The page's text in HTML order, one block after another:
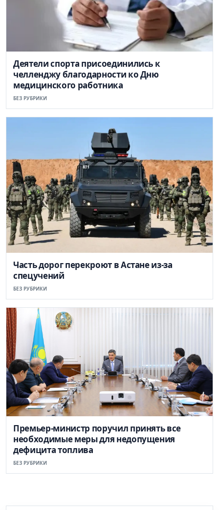
Деятели спорта присоединились к
челленджу благодарности ко Дню
медицинского работника
БЕЗ РУБРИКИ
Часть дорог перекроют в Астане из-за
спецучений
БЕЗ РУБРИКИ
Премьер-министр поручил принять все
необходимые меры для недопущения
дефицита топлива
БЕЗ РУБРИКИ